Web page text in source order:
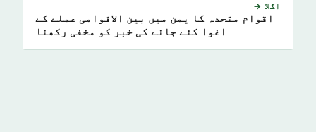
اگلا →
اقوام متحدہ کا یمن میں بین الاقوامی عملے کے
اغوا کئے جانے کی خبر کو مخفی رکھنا